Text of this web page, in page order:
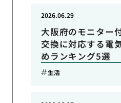
大阪府のモニター
交換に対応する電
めランキング5選
2026.06.29
生活